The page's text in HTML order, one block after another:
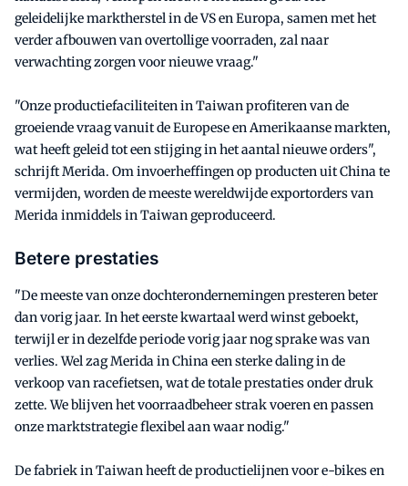
geleidelijke marktherstel in de VS en Europa, samen met het
verder afbouwen van overtollige voorraden, zal naar
verwachting zorgen voor nieuwe vraag."
"Onze productiefaciliteiten in Taiwan profiteren van de
groeiende vraag vanuit de Europese en Amerikaanse markten,
wat heeft geleid tot een stijging in het aantal nieuwe orders",
schrijft Merida. Om invoerheffingen op producten uit China te
vermijden, worden de meeste wereldwijde exportorders van
Merida inmiddels in Taiwan geproduceerd.
Betere prestaties
"De meeste van onze dochterondernemingen presteren beter
dan vorig jaar. In het eerste kwartaal werd winst geboekt,
terwijl er in dezelfde periode vorig jaar nog sprake was van
verlies. Wel zag Merida in China een sterke daling in de
verkoop van racefietsen, wat de totale prestaties onder druk
zette. We blijven het voorraadbeheer strak voeren en passen
onze marktstrategie flexibel aan waar nodig."
De fabriek in Taiwan heeft de productielijnen voor e-bikes en